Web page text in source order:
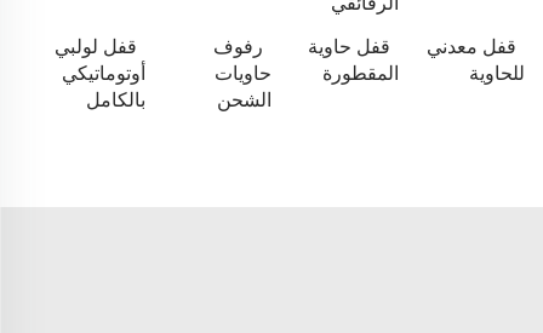
قفل معدني
للحاوية
قفل حاوية
المقطورة
رفوف
حاويات
الشحن
قفل لولبي
أوتوماتيكي
بالكامل